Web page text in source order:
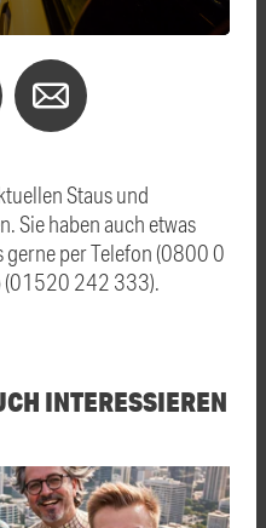
Staus und
Sie haben auch etwas
gerne per Telefon (0800 0
(01520 242 333).
INTERESSIEREN